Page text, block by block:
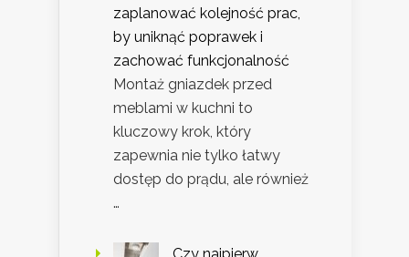
zaplanować kolejność prac,
by uniknąć poprawek i
zachować funkcjonalność
Montaż gniazdek przed
meblami w kuchni to
kluczowy krok, który
zapewnia nie tylko łatwy
dostęp do prądu, ale również
…